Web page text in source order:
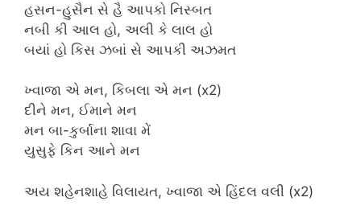
હસન-હુસૈન સે હૈ આપકો નિસ્બત
નબી કી આલ હો, અલી કે લાલ હો
બયાં હો કિસ ઝબાં સે આપકી અઝમત
ખ્વાજા એ મન, કિબલા એ મન (x2)
દીને મન, ઈમાને મન
મન બા-કુર્બાના શાવા મેં
યુસુફે કિન આને મન
અય શહેનશાહે વિલાયત, ખ્વાજા એ હિંદલ વલી (x2)